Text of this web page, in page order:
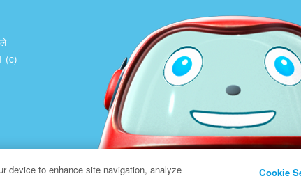
(c)
device to enhance site navigation, analyze Cookie